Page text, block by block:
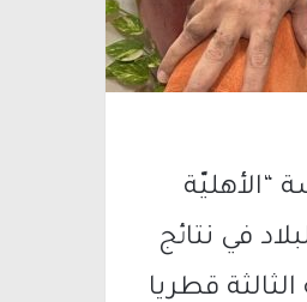
“الأهليّة
في نتائج
قطريا